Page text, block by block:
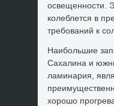
освещенности.
колеблется в
требований к
Наибольшие
Сахалина и
ламинария,
хοрошо